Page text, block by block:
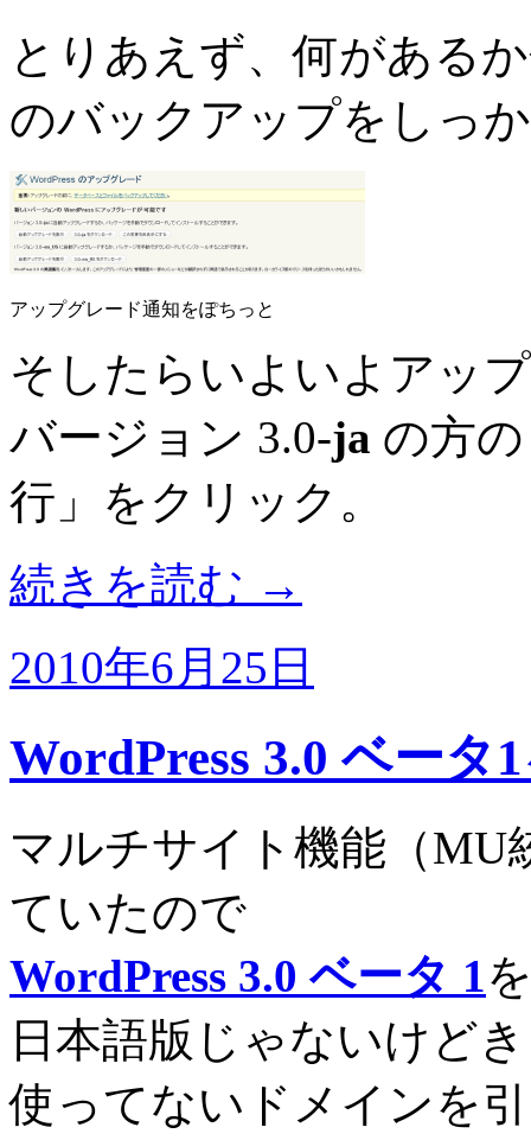
とりあえず、何がある
のバックアップをしっ
アップグレード通知をぽちっと
そしたらいよいよアッ
バージョン 3.0-ja の方
行」をクリック。
続きを読む →
2010年6月25日
WordPress 3.0 ベータ
マルチサイト機能（MU
ていたので
WordPress 3.0 ベータ 1
日本語版じゃないけど
使ってないドメインを